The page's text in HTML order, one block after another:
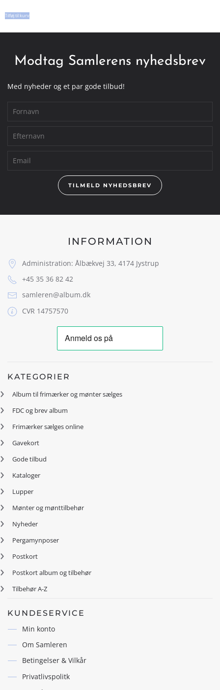
Tilføj til kurv
Modtag Samlerens nyhedsbrev
Med nyheder og et par gode tilbud!
TILMELD NYHEDSBREV
INFORMATION
Administration: Ålbækvej 33, 4174 Jystrup
+45 35 36 82 42
samleren@album.dk
CVR 14757570
KATEGORIER
Album til frimærker og mønter sælges
FDC og brev album
Frimærker sælges online
Gavekort
Gode tilbud
Kataloger
Lupper
Mønter og mønttilbehør
Nyheder
Pergamynposer
Postkort
Postkort album og tilbehør
Tilbehør A-Z
KUNDESERVICE
Min konto
Om Samleren
Betingelser & Vilkår
Privatlivspolitk